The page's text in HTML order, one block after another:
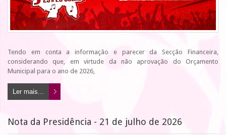
Tendo em conta a informação e parecer da Secção Financeira,
considerando que, em virtude da não aprovação do Orçamento
Municipal para o ano de 2026,
Ler mais...
Nota da Presidência - 21 de julho de 2026